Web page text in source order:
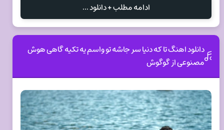
ادامه مطلب + دانلود ...
دانلود اهنگ تا که دنیا سر جاشه تو واسم یه تکیه گاهی هوش
مصنوعی از گوگوش